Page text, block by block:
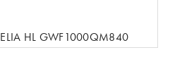
ELIA HL GWF1000QM840